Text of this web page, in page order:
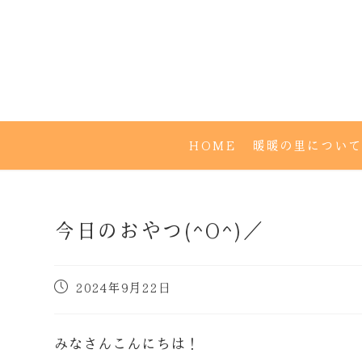
HOME 暖暖の里について
今日のおやつ(^O^)／
2024年9月22日
みなさんこんにちは！